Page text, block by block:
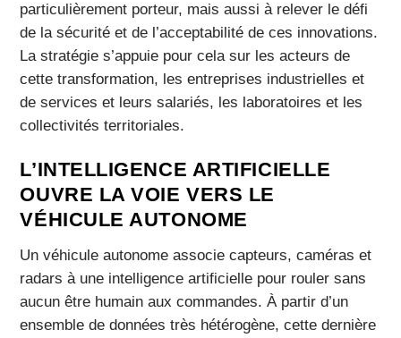
particulièrement porteur, mais aussi à relever le défi
de la sécurité et de l’acceptabilité de ces innovations.
La stratégie s’appuie pour cela sur les acteurs de
cette transformation, les entreprises industrielles et
de services et leurs salariés, les laboratoires et les
collectivités territoriales.
L’INTELLIGENCE ARTIFICIELLE
OUVRE LA VOIE VERS LE
VÉHICULE AUTONOME
Un véhicule autonome associe capteurs, caméras et
radars à une intelligence artificielle pour rouler sans
aucun être humain aux commandes. À partir d’un
ensemble de données très hétérogène, cette dernière